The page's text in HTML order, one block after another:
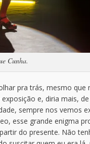
Cunha.
pra trás, mesmo
e, diria mais,
sempre nos vemos
esse grande enigma
do presente. Não